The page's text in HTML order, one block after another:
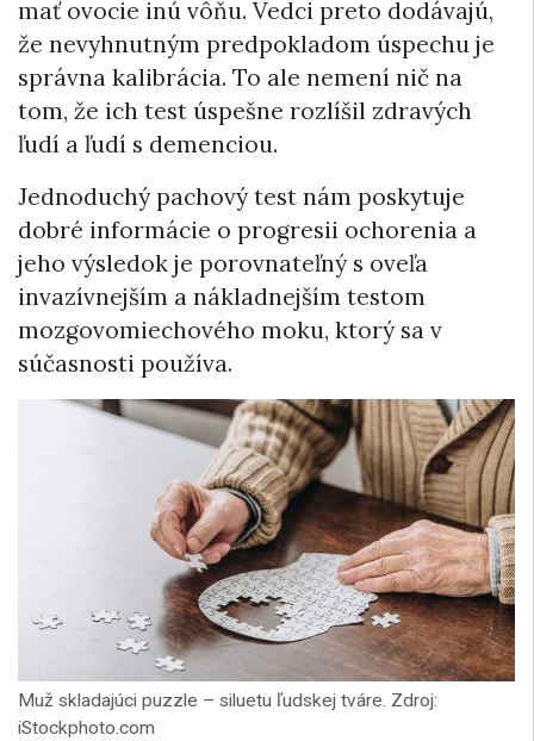
mať ovocie inú vôňu. Vedci preto dodávajú,
že nevyhnutným predpokladom úspechu je
správna kalibrácia. To ale nemení nič na
tom, že ich test úspešne rozlíšil zdravých
ľudí a ľudí s demenciou.
Jednoduchý pachový test nám poskytuje
dobré informácie o progresii ochorenia a
jeho výsledok je porovnateľný s oveľa
invazívnejším a nákladnejším testom
mozgovomiechového moku, ktorý sa v
súčasnosti používa.
Muž skladajúci puzzle – siluetu ľudskej tváre. Zdroj:
iStockphoto.com